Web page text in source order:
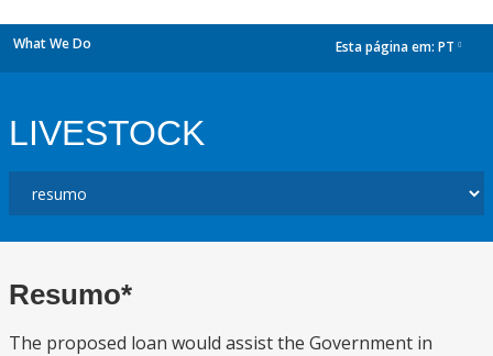
What We Do Esta página em: PT
LIVESTOCK
Resumo*
The proposed loan would assist the Government in